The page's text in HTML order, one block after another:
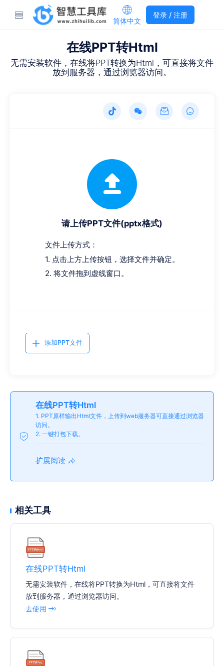
简体中文
登录 / 注册
在线PPT转Html
无需安装软件，在线将PPT转换为Html，可直接将文件
放到服务器，通过浏览器访问。
请上传PPT文件(pptx格式)
文件上传方式：
1. 点击上方上传按钮，选择文件并确定。
2. 将文件拖到虚线窗口。
添加PPT文件
在线PPT转Html
1. PPT原样输出Html文件，上传到web服务器可直接通过浏览器
访问。
2. 一键打包下载。
扩展阅读
相关工具
在线PPT转Html
无需安装软件，在线将PPT转换为Html，可直接将文件
放到服务器，通过浏览器访问。
去使用